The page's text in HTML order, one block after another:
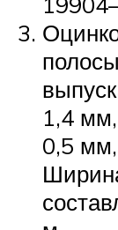
1,4
0,5